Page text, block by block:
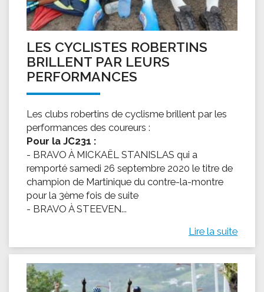
LES CYCLISTES ROBERTINS
BRILLENT PAR LEURS
PERFORMANCES
Les clubs robertins de cyclisme brillent par les
performances des coureurs :
Pour la JC231 :
- BRAVO À MICKAËL STANISLAS qui a
remporté samedi 26 septembre 2020 le titre de
champion de Martinique du contre-la-montre
pour la 3ème fois de suite
- BRAVO À STEEVEN...
Lire la suite